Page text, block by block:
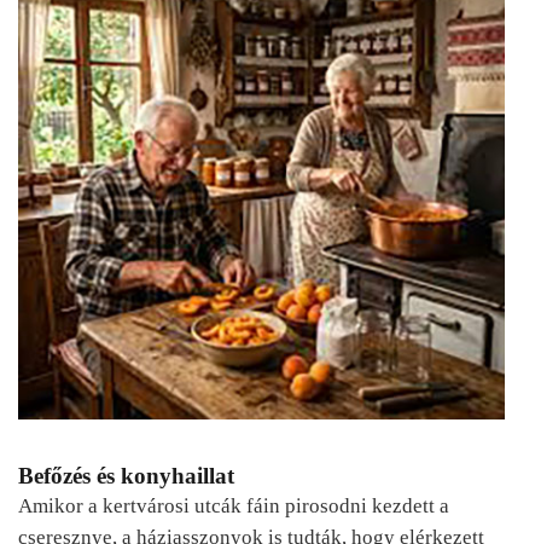
Befőzés és konyhaillat
Amikor a kertvárosi utcák fáin pirosodni kezdett a
cseresznye, a háziasszonyok is tudták, hogy elérkezett